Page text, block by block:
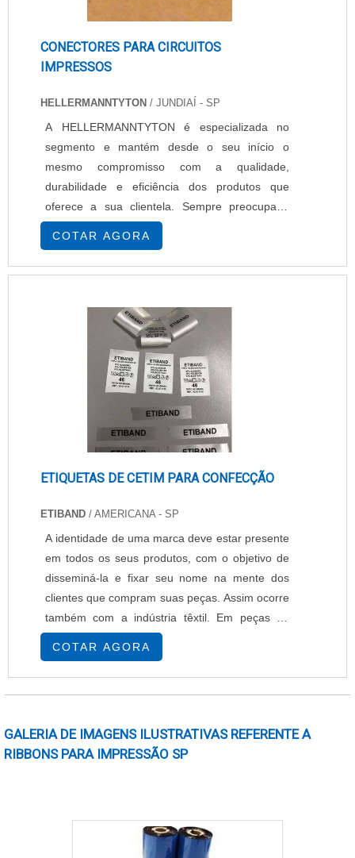
CONECTORES PARA CIRCUITOS
IMPRESSOS
HELLERMANNTYTON / JUNDIAÍ - SP
A HELLERMANNTYTON é especializada no
segmento e mantém desde o seu início o
mesmo compromisso com a qualidade,
durabilidade e eficiência dos produtos que
oferece a sua clientela. Sempre preocupada
com o custo X benefício que seus produtos
possam proporcionar. Ao adquirir um produto da
HELLERMANNTYTON como Conectores para
seu diferencial. Os Conectores para Circuitos
Impressos são produzidos sempre ....
COTAR AGORA
ETIQUETAS DE CETIM PARA CONFECÇÃO
ETIBAND / AMERICANA - SP
A identidade de uma marca deve estar presente
em todos os seus produtos, com o objetivo de
disseminá-la e fixar seu nome na mente dos
clientes que compram suas peças. Assim ocorre
também com a indústria têxtil. Em peças de
pano é comum o uso das etiquetas de cetim
para confecção, que substituem as de nylon,
levando ao consumidor um material mais suave
com todas as informações necessárias
USABILIDADE DO PRODUTOA função principal
das etiquetas de cetim é passar i.
COTAR AGORA
GALERIA DE IMAGENS ILUSTRATIVAS REFERENTE A
RIBBONS PARA IMPRESSÃO SP